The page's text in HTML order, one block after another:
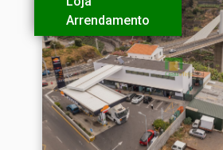
Arrendamento